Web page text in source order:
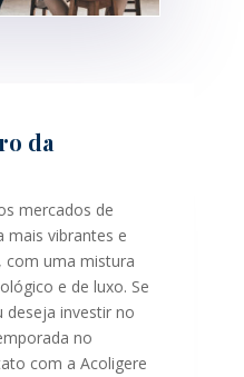
da
mercados de
mais vibrantes e
com uma mistura
e de luxo. Se
investir no
no
com a Acoligere